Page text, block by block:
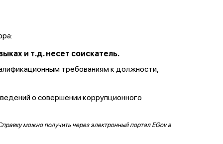
и т.д. несет соискатель.
требованиям к должности,
о совершении коррупционного
можно получить через электронный портал EGov в